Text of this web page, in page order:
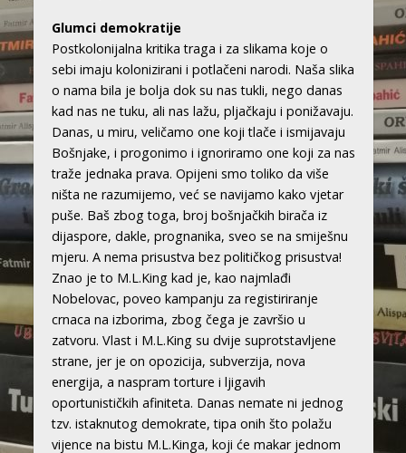
Glumci demokratije
Postkolonijalna kritika traga i za slikama koje o
sebi imaju kolonizirani i potlačeni narodi. Naša slika
o nama bila je bolja dok su nas tukli, nego danas
kad nas ne tuku, ali nas lažu, pljačkaju i ponižavaju.
Danas, u miru, veličamo one koji tlače i ismijavaju
Bošnjake, i progonimo i ignoriramo one koji za nas
traže jednaka prava. Opijeni smo toliko da više
ništa ne razumijemo, već se navijamo kako vjetar
puše. Baš zbog toga, broj bošnjačkih birača iz
dijaspore, dakle, prognanika, sveo se na smiješnu
mjeru. A nema prisustva bez političkog prisustva!
Znao je to M.L.King kad je, kao najmlađi
Nobelovac, poveo kampanju za registiriranje
crnaca na izborima, zbog čega je završio u
zatvoru. Vlast i M.L.King su dvije suprotstavljene
strane, jer je on opozicija, subverzija, nova
energija, a naspram torture i ljigavih
oportunističkih afiniteta. Danas nemate ni jednog
tzv. istaknutog demokrate, tipa onih što polažu
vijence na bistu M.L.Kinga, koji će makar jednom